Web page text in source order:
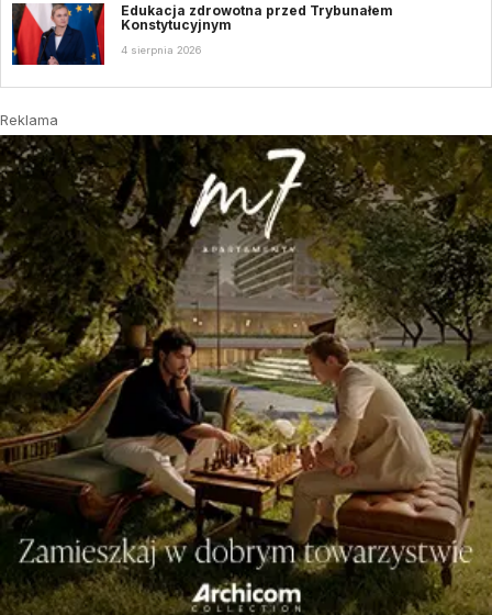
Edukacja zdrowotna przed Trybunałem
Konstytucyjnym
4 sierpnia 2026
Reklama